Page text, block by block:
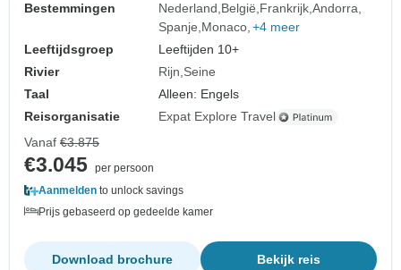
Bestemmingen
Nederland België Frankrijk Andorra
Spanje Monaco +4 meer
Leeftijdsgroep
Leeftijden 10+
Rivier
Rijn Seine
Taal
Alleen: Engels
Reisorganisatie
Expat Explore Travel
Vanaf €3.875
€3.045 per persoon
Aanmelden to unlock savings
Prijs gebaseerd op gedeelde kamer
Bekijk reis
Download brochure